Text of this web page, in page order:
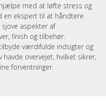
med at løfte stress og
en ekspert til at håndtere
aspekter af
finish og tilbehør.
værdifulde indsigter og
overvejet, hvilket sikrer,
forventninger.